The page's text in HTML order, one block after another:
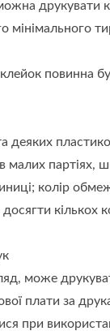
друкувати
мінімального
повинна
деяких
партіях,
колір
кількох
може
плати за
при